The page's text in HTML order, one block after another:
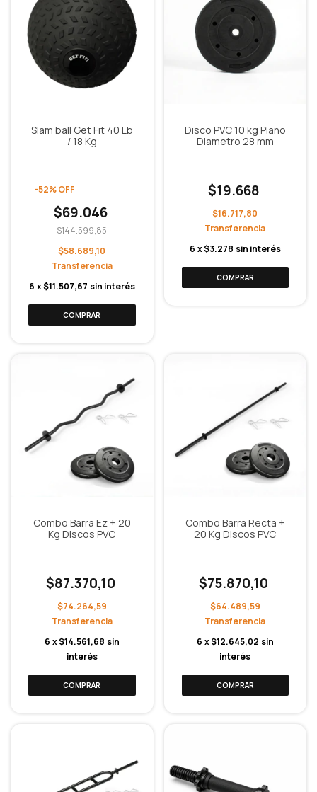
Slam ball Get Fit 40 Lb
/ 18 Kg
-52%OFF
$69.046
$144.599,85
$58.689,10
6 x$11.507,67 sin interés
Disco PVC 10 kg Plano
Diametro 28 mm
$19.668
$16.717,80
6 x$3.278 sin interés
Combo Barra Ez + 20
Kg Discos PVC
$87.370,10
$74.264,59
6 x$14.561,68 sin
interés
Combo Barra Recta +
20 Kg Discos PVC
$75.870,10
$64.489,59
6 x$12.645,02 sin
interés